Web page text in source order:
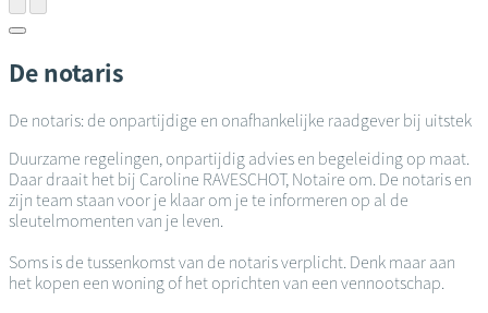
De notaris
De notaris: de onpartijdige en onafhankelijke raadgever bij uitstek
Duurzame regelingen, onpartijdig advies en begeleiding op maat.
Daar draait het bij Caroline RAVESCHOT, Notaire om. De notaris en
zijn team staan voor je klaar om je te informeren op al de
sleutelmomenten van je leven.
Soms is de tussenkomst van de notaris verplicht. Denk maar aan
het kopen een woning of het oprichten van een vennootschap.